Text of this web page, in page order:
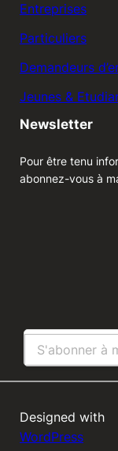
Entreprises
Particuliers
Demandeurs
Jeunes &
Newsletter
Pour être tenu
abonnez-vous à
Designed with
WordPress